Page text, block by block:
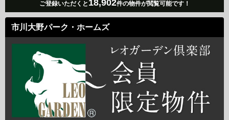
ご登録いただくと 18,902件の物件が閲覧可能です！
市川大野パーク・ホームズ